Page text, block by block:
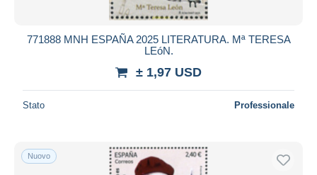
771888 MNH ESPAÑA 2025 LITERATURA. Mª TERESA
LEóN.
± 1,97 USD
Stato Professionale
Nuovo